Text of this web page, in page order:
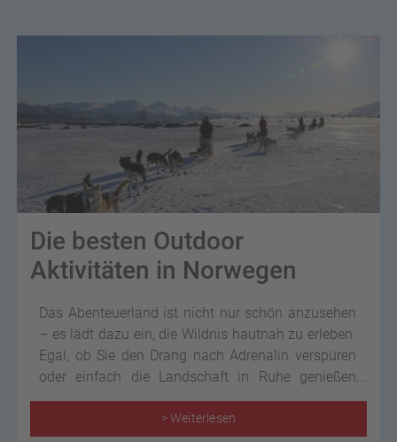
Die besten Outdoor
Aktivitäten in Norwegen
Das Abenteuerland ist nicht nur schön anzusehen
– es lädt dazu ein, die Wildnis hautnah zu erleben.
Egal, ob Sie den Drang nach Adrenalin verspüren
oder einfach die Landschaft in Ruhe genießen
möchten, Norwegen bietet für jede Art von
Reisenden unvergessliche Erlebnisse.
> Weiterlesen